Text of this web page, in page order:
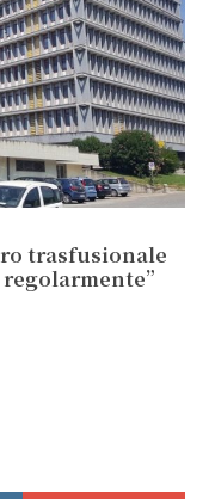
trasfusionale